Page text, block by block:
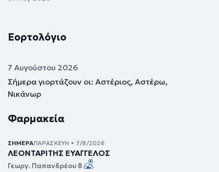
Εορτολόγιο
7 Αυγούστου 2026
Σήμερα γιορτάζουν οι: Αστέριος, Αστέρω,
Νικάνωρ
Φαρμακεία
ΣΉΜΕΡΑΠΑΡΑΣΚΕΥΉ • 7/8/2026
ΛΕΟΝΤΑΡΙΤΗΣ ΕΥΑΓΓΕΛΟΣ
Γεωργ. Παπανδρέου 8